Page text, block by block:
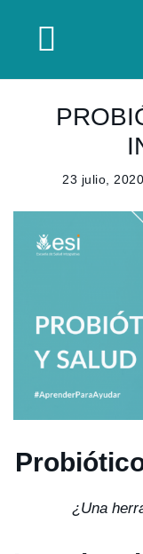
23 julio,
¿Una